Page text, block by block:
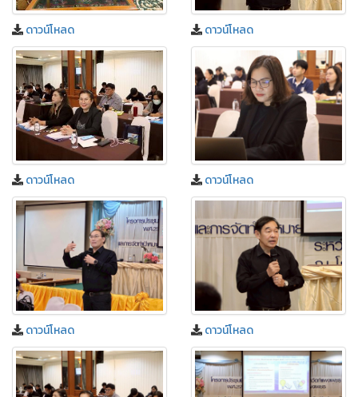
ดาวน์โหลด ดาวน์โหลด
ดาวน์โหลด ดาวน์โหลด
ดาวน์โหลด ดาวน์โหลด